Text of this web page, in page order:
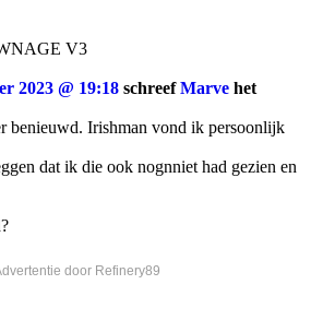
V3
2023 @ 19:18 schreefMarve het
benieuwd. Irishman vond ik persoonlijk
dat ik die ook nognniet had gezien en
door Refinery89